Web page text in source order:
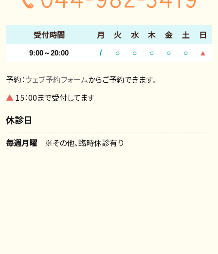
受付時間 月 火 水 木 金 土 日
9:00～20:00 / ○ ○ ○ ○ ○ ▲
予約：ウェブ予約フォームからご予約できます。
▲ 15：00まで受付してます
休診日
毎週月曜 ※その他、臨時休診有り